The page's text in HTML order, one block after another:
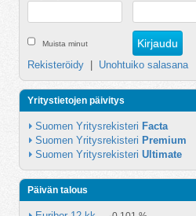
Muista minut
Rekisteröidy Unohtuiko salasana
Yritystietojen päivitys
Suomen Yritysrekisteri Facta
Suomen Yritysrekisteri Premium
Suomen Yritysrekisteri Ultimate
Päivän talous